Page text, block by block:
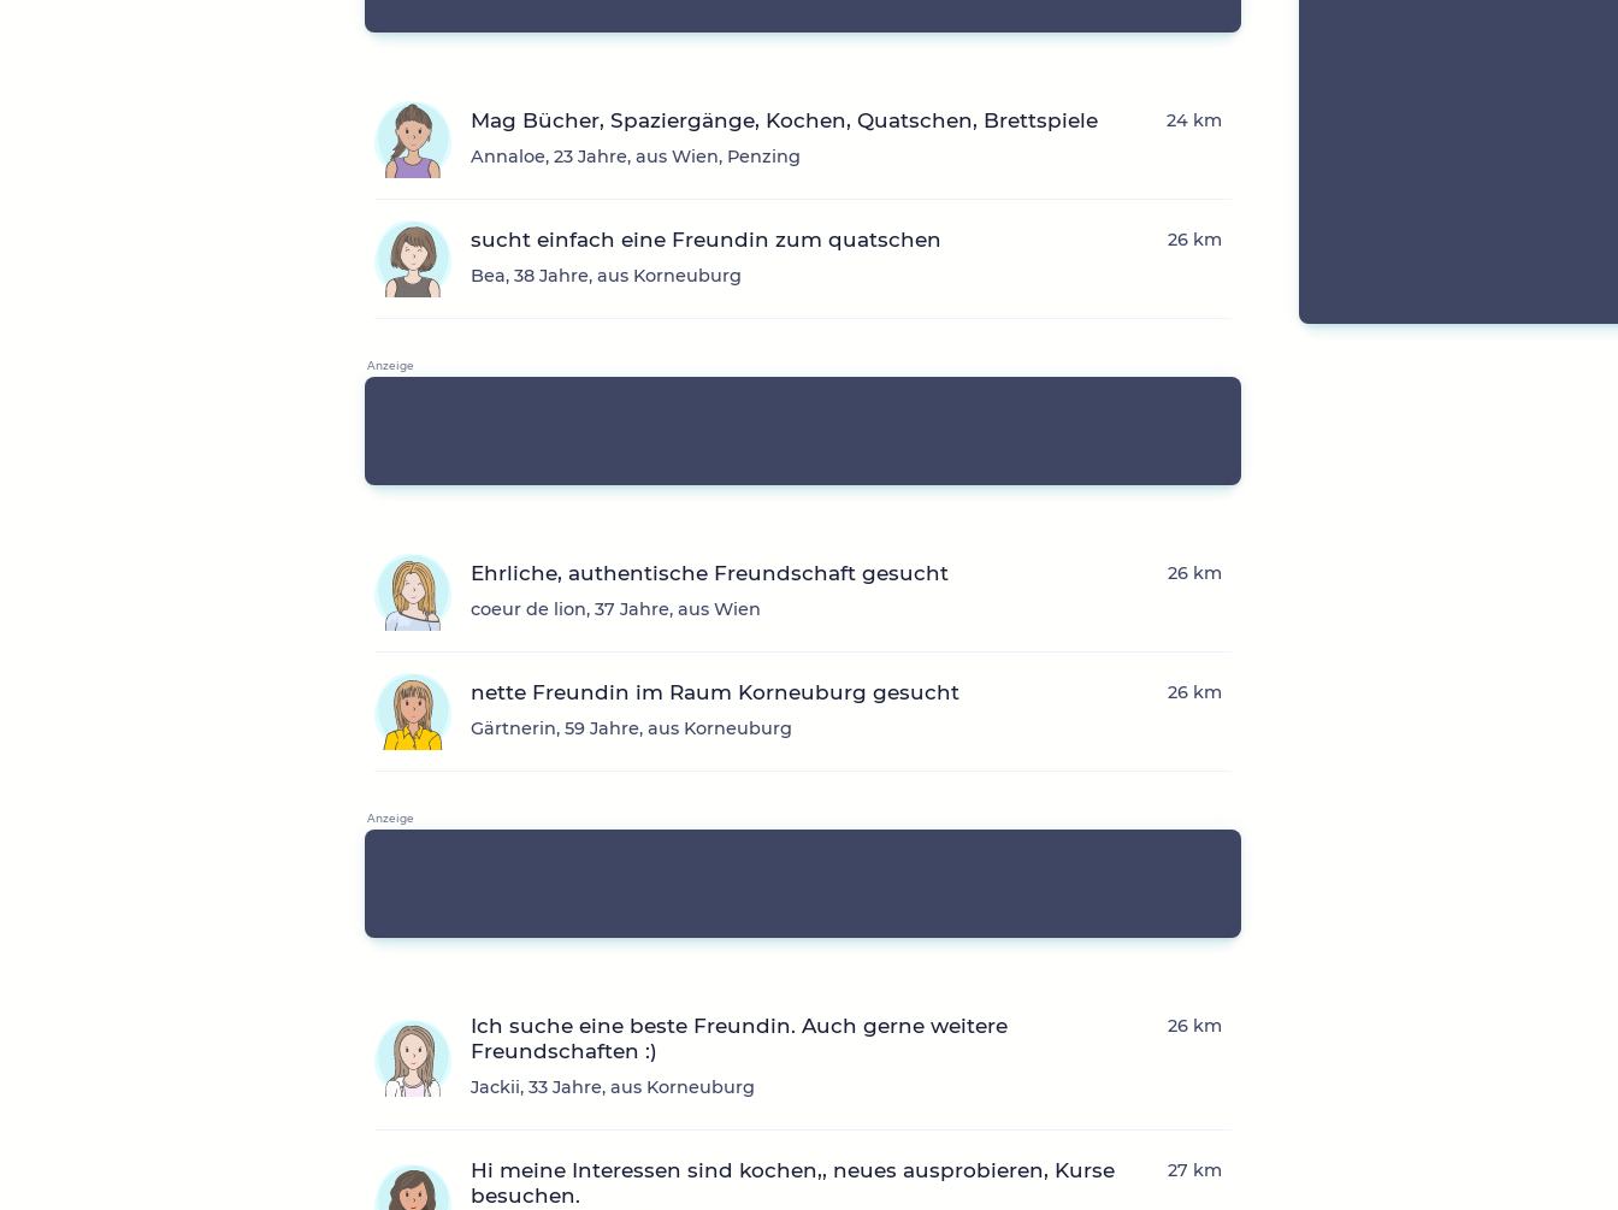
Mag Bücher, Spaziergänge, Kochen, Quatschen, Brettspiele
Annaloe, 23 Jahre, aus Wien, Penzing
24 km
sucht einfach eine Freundin zum quatschen
Bea, 38 Jahre, aus Korneuburg
26 km
Ehrliche, authentische Freundschaft gesucht
coeur de lion, 37 Jahre, aus Wien
26 km
nette Freundin im Raum Korneuburg gesucht
Gärtnerin, 59 Jahre, aus Korneuburg
26 km
Ich suche eine beste Freundin. Auch gerne weitere
Freundschaften :)
Jackii, 33 Jahre, aus Korneuburg
26 km
Hi meine Interessen sind kochen,, neues ausprobieren, Kurse
besuchen.
27 km